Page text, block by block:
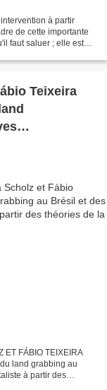
à partir
de cette importante
faut saluer ; elle est
Teixeira
20 octobre
ET FÁBIO TEIXEIRA
land grabbing au
à partir des